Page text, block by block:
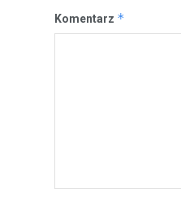
Komentarz *